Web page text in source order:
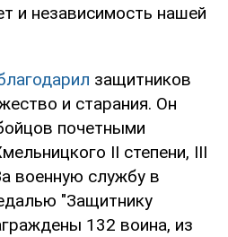
и независимость нашей
защитников
и старания. Он
почетными
ІІ степени, ІІІ
военную службу в
"Защитнику
132 воина, из